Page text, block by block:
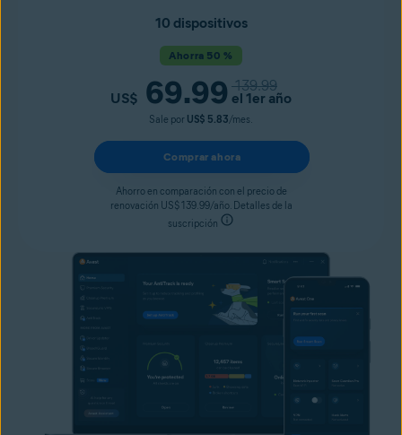
10 dispositivos
Ahorra 50 %
US$ 69.99 139.99
el 1er año
Sale por US$ 5.83/mes.
Comprar ahora
Ahorro en comparación con el precio de
renovación US$ 139.99/año. Detalles de la
suscripción